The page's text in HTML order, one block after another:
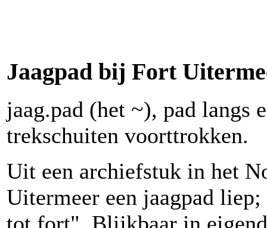
Jaagpad bij Fort
jaag.pad (het ~), pad langs
trekschuiten voorttrokken.
Uit een archiefstuk in het
Uitermeer een jaagpad